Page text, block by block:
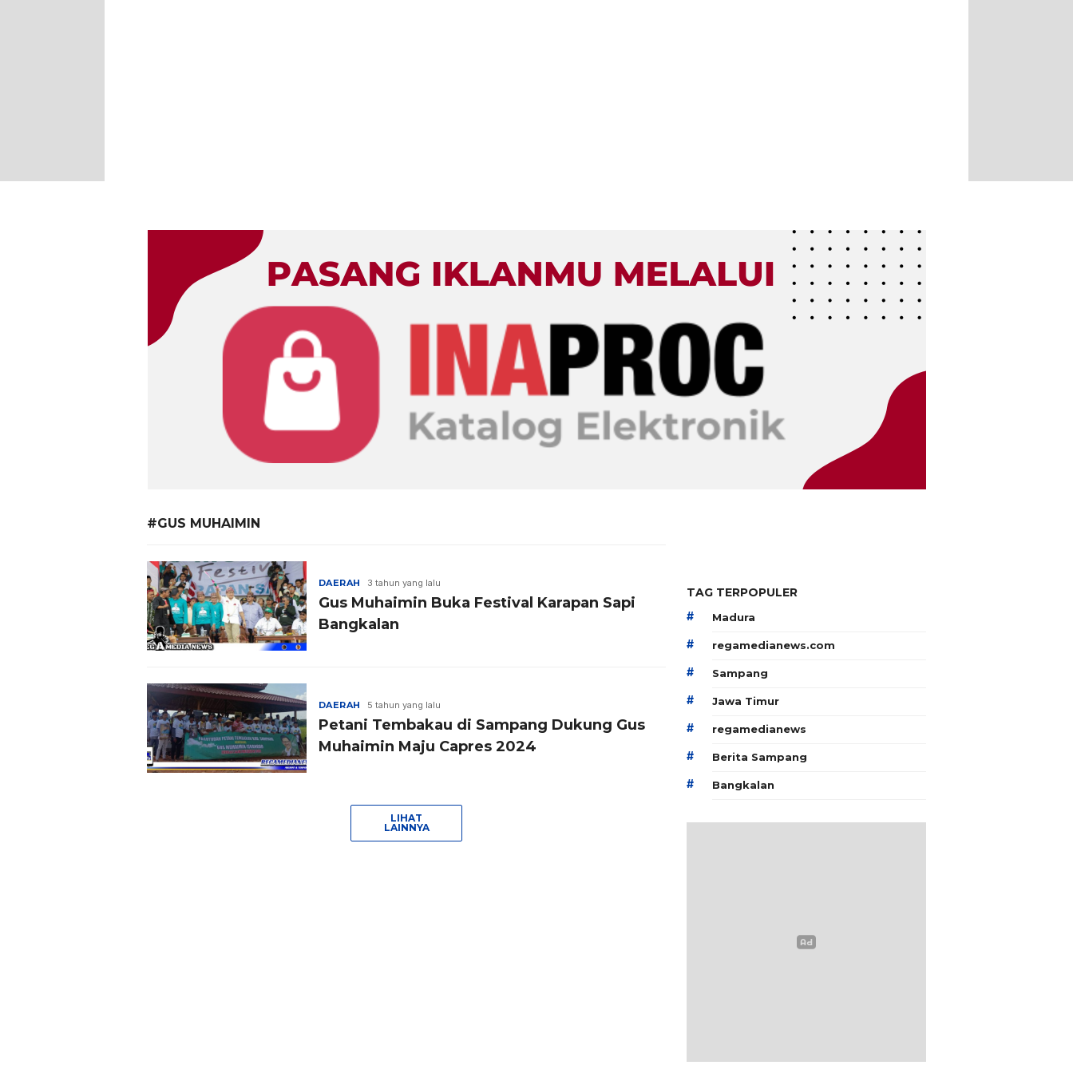
#GUS MUHAIMIN
DAERAH 3 tahun yang lalu
Gus Muhaimin Buka Festival Karapan Sapi
Bangkalan
DAERAH 5 tahun yang lalu
Petani Tembakau di Sampang Dukung Gus
Muhaimin Maju Capres 2024
LIHAT
LAINNYA
TAG TERPOPULER
# Madura
# regamedianews.com
# Sampang
# Jawa Timur
# regamedianews
# Berita Sampang
# Bangkalan